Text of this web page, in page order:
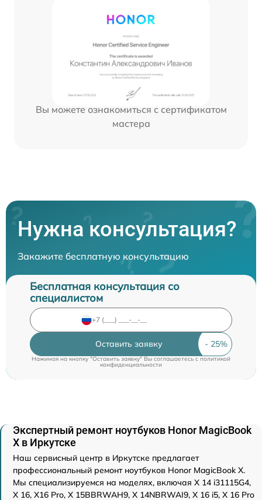
Вы можете ознакомиться с сертификатом
мастера
Нужна консультация?
Закажите бесплатную консультацию
Бесплатная консультация со
специалистом
Оставить заявку
Нажимая на кнопку "Оставить заявку" Вы соглашаетесь cполитикой
конфиденциальности
Экспертный ремонт ноутбуков Honor MagicBook
X в Иркутске
Наш сервисный центр в Иркутске предлагает
профессиональный ремонт ноутбуков Honor MagicBook X.
Мы специализируемся на моделях, включая X 14 i31115G4,
X 16, X16 Pro, X 15BBRWAH9, X 14NBRWAI9, X 16 i5, X 16 Pro